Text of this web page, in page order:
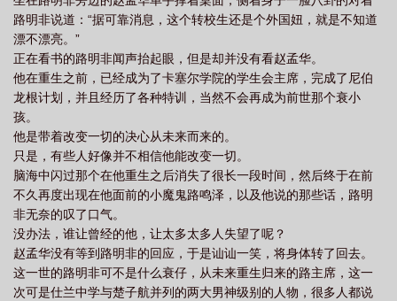
路明非说道：“据可靠消息，这个转校生还是个外国妞，就是不知道
漂不漂亮。”
正在看书的路明非闻声抬起眼，但是却并没有看赵孟华。
他在重生之前，已经成为了卡塞尔学院的学生会主席，完成了尼伯
龙根计划，并且经历了各种特训，当然不会再成为前世那个衰小
孩。
他是带着改变一切的决心从未来而来的。
只是，有些人好像并不相信他能改变一切。
脑海中闪过那个在他重生之后消失了很长一段时间，然后终于在前
不久再度出现在他面前的小魔鬼路鸣泽，以及他说的那些话，路明
非无奈的叹了口气。
没办法，谁让曾经的他，让太多太多人失望了呢？
赵孟华没有等到路明非的回应，于是讪讪一笑，将身体转了回去。
这一世的路明非可不是什么衰仔，从未来重生归来的路主席，这一
次可是仕兰中学与楚子航并列的两大男神级别的人物，很多人都说